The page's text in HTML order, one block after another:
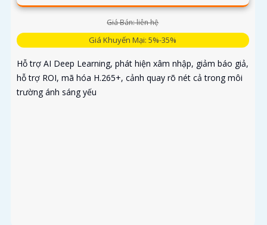
Giá Bán: liên hệ
Giá Khuyến Mại: 5%-35%
Hỗ trợ AI Deep Learning, phát hiện xâm nhập, giảm báo giả,
hỗ trợ ROI, mã hóa H.265+, cảnh quay rõ nét cả trong môi
trường ánh sáng yếu